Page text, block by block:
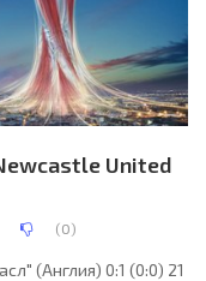
United
(0)
(Англия) 0:1 (0:0) 21